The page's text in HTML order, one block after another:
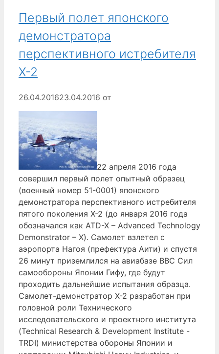
Первый полет японского
демонстратора
перспективного истребителя
X-2
26.04.201623.04.2016 от
22 апреля 2016 года
совершил первый полет опытный образец
(военный номер 51-0001) японского
демонстратора перспективного истребителя
пятого поколения Х-2 (до января 2016 года
обозначался как ATD-X – Advanced Technology
Demonstrator – X). Самолет взлетел с
аэропорта Нагоя (префектура Аити) и спустя
26 минут приземлился на авиабазе ВВС Сил
самообороны Японии Гифу, где будут
проходить дальнейшие испытания образца.
Самолет-демонстратор Х-2 разработан при
головной роли Технического
исследовательского и проектного института
(Technical Research & Development Institute -
TRDI) министерства обороны Японии и